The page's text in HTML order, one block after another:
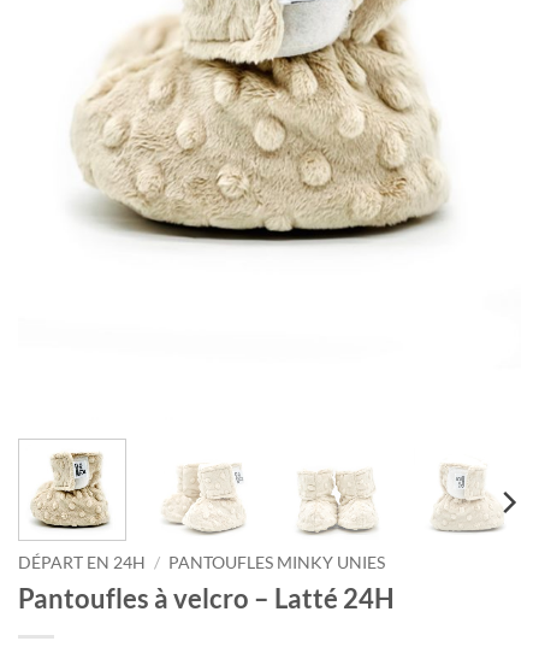
DÉPART EN 24H / PANTOUFLES MINKY UNIES
Pantoufles à velcro – Latté 24H